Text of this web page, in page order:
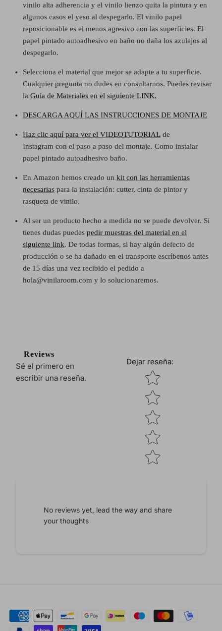
vinilo alta adherencia y el vinilo lienzo quita la pintura y en
algunos casos el yeso al despegarlo. El vinilo papel
reposicionable es el menos agresivo con las superficies. El
papel pintado autoadhesivo en baño no daña los azulejos al
despegarlo.
Selecciona el material que mejor se adapte a tu superficie.
Cualquier pregunta no dudes en consultarnos. Puedes revisar
la Guía de Materiales en el siguiente LINK.
DESCARGA AQUÍ LAS INSTRUCCIONES DE MONTAJE
Haz clic aquí para ver el VIDEOTUTORIAL de
Instagram con el paso a paso del montaje. Como instalar
papel pintado autoadhesivo baño.
En Amazon hemos creado un kit con las herramientas
necesarias para la instalación: cutter, cinta de pintor y
rasqueta de vinilo.
Al ser un producto hecho a medida no se puede devolver. Si
tienes dudas puedes pedir muestras del material en el
siguiente link. De todas formas, si hay algún defecto de
producción o se ha dañado en el transporte escríbenos antes
de 15 días una vez recibido el pedido a
hola@vinilaroom.com y lo solucionaremos.
Reviews
Sé el primero en
escribir una reseña.
Dejar reseña:
Star rating
No reviews yet, lead the way and share
your thoughts